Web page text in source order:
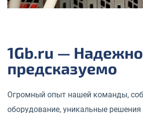
1Gb.ru —
предсказуемо
Огромный опыт нашей команды,
оборудование, уникальные